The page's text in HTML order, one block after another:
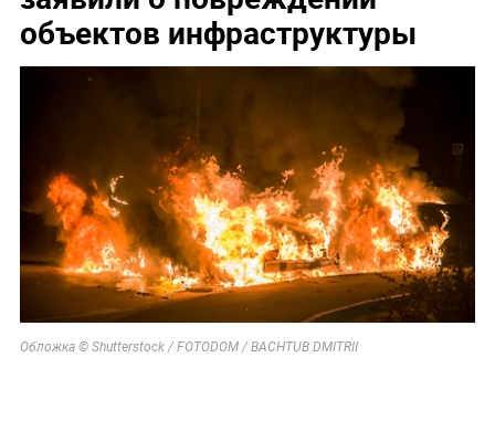
объектов инфраструктуры
Обложка © Shutterstock / FOTODOM / BACHTUB DMITRII